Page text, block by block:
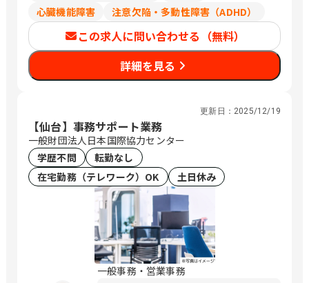
心臓機能障害
注意欠陥・多動性障害（ADHD）
この求人に問い合わせる（無料）
詳細を見る
更新日： 2025/12/19
【仙台】事務サポート業務
一般財団法人日本国際協力センター
学歴不問
転勤なし
在宅勤務（テレワーク）OK
土日休み
一般事務・営業事務